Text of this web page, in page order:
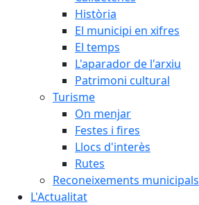
Història
El municipi en xifres
El temps
L'aparador de l'arxiu
Patrimoni cultural
Turisme
On menjar
Festes i fires
Llocs d'interès
Rutes
Reconeixements municipals
L'Actualitat